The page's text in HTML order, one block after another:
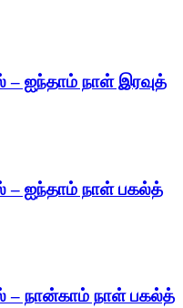
ஐந்தாம் நாள் இரவுத்
ஐந்தாம் நாள் பகல்த்
நான்காம் நாள் பகல்த்